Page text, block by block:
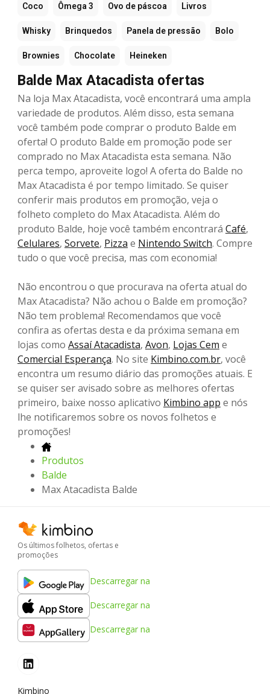
Coco Ômega 3 Ovo de páscoa Livros
Whisky Brinquedos Panela de pressão Bolo
Brownies Chocolate Heineken
Balde Max Atacadista ofertas
Na loja Max Atacadista, você encontrará uma ampla
variedade de produtos. Além disso, esta semana
você também pode comprar o produto Balde em
oferta! O produto Balde em promoção pode ser
comprado no Max Atacadista esta semana. Não
perca tempo, aproveite logo! A oferta do Balde no
Max Atacadista é por tempo limitado. Se quiser
conferir mais produtos em promoção, veja o
folheto completo do Max Atacadista. Além do
produto Balde, hoje você também encontrará Café,
Celulares, Sorvete, Pizza e Nintendo Switch. Compre
tudo o que você precisa, mas com economia!
Não encontrou o que procurava na oferta atual do
Max Atacadista? Não achou o Balde em promoção?
Não tem problema! Recomendamos que você
confira as ofertas desta e da próxima semana em
lojas como Assaí Atacadista, Avon, Lojas Cem e
Comercial Esperança. No site Kimbino.com.br, você
encontra um resumo diário das promoções atuais. E
se quiser ser avisado sobre as melhores ofertas
primeiro, baixe nosso aplicativo Kimbino app e nós
lhe notificaremos sobre os novos folhetos e
promoções!
Produtos
Balde
Max Atacadista Balde
Os últimos folhetos, ofertas e
promoções
Descarregar na
Descarregar na
Descarregar na
Kimbino